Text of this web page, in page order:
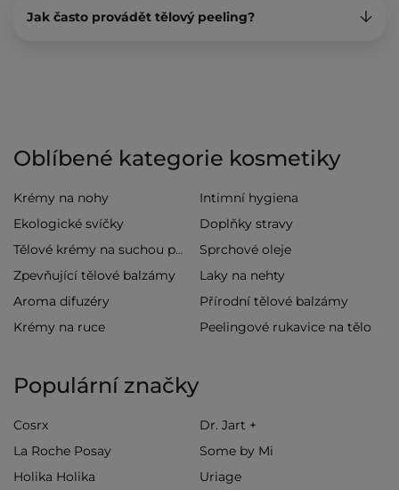
Jak často provádět tělový peeling?
Oblíbené kategorie kosmetiky
Krémy na nohy
Intimní hygiena
Ekologické svíčky
Doplňky stravy
Tělové krémy na suchou pokožku
Sprchové oleje
Zpevňující tělové balzámy
Laky na nehty
Aroma difuzéry
Přírodní tělové balzámy
Krémy na ruce
Peelingové rukavice na tělo
Populární značky
Cosrx
Dr. Jart +
La Roche Posay
Some by Mi
Holika Holika
Uriage